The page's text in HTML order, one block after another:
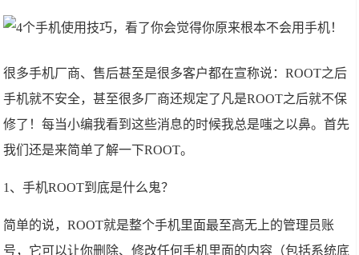
很多手机厂商、售后甚至是很多客户都在宣称说：ROOT之后
手机就不安全，甚至很多厂商还规定了凡是ROOT之后就不保
修了！每当小编我看到这些消息的时候我总是嗤之以鼻。首先
我们还是来简单了解一下ROOT。
1、手机ROOT到底是什么鬼？
简单的说，ROOT就是整个手机里面最至高无上的管理员账
号，它可以让你删除、修改任何手机里面的内容（包括系统底